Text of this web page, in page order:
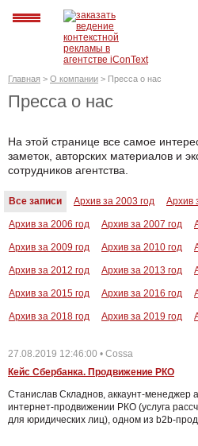
Главная > О компании > Пресса о нас
Пресса о нас
На этой странице все самое
заметок, авторских материалов и
сотрудников агентства.
Все записи Архив за 2003 год Архив
Архив за 2006 год Архив за 2007 год
Архив за 2009 год Архив за 2010 год
Архив за 2012 год Архив за 2013 год
Архив за 2015 год Архив за 2016 год
Архив за 2018 год Архив за 2019 год
27.08.2019 12:46:00 • Cossa
Кейс Сбербанка. Продвижение РКО
Станислав Складнов, аккаунт-менеджер
интернет-продвижении РКО (услуга
для юридических лиц), одном из b2b-